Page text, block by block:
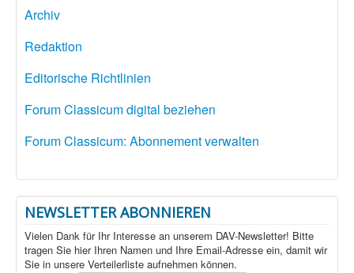
Archiv
Redaktion
Editorische Richtlinien
Forum Classicum digital beziehen
Forum Classicum: Abonnement verwalten
NEWSLETTER ABONNIEREN
Vielen Dank für Ihr Interesse an unserem DAV-Newsletter! Bitte
tragen Sie hier Ihren Namen und Ihre Email-Adresse ein, damit wir
Sie in unsere Verteilerliste aufnehmen können.